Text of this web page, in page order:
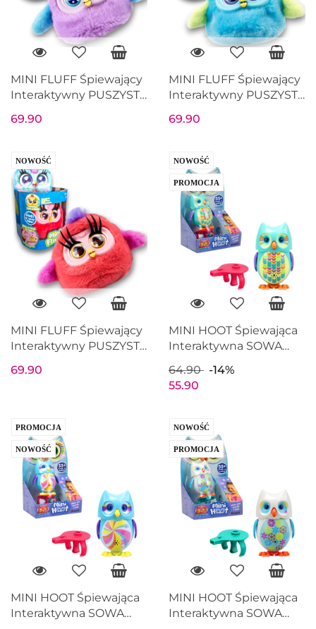
MINI FLUFF Śpiewający
Interaktywny PUSZYSTY
69.90
MINI FLUFF Śpiewający
Interaktywny PUSZYSTY
69.90
NOWOŚĆ
MINI FLUFF Śpiewający
Interaktywny PUSZYSTY
69.90
NOWOŚĆ
PROMOCJA
MINI HOOT Śpiewająca
Interaktywna SOWA
64.90
-14%
55.90
PROMOCJA
NOWOŚĆ
MINI HOOT Śpiewająca
Interaktywna SOWA
NOWOŚĆ
PROMOCJA
MINI HOOT Śpiewająca
Interaktywna SOWA